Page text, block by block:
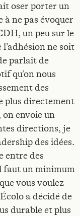
oser porter un
ne pas évoquer
un peu sur le
ne soit
parlait de
qu’on nous
des
plus directement
on envoie un
directions, je
des idées.
entre des
faut un minimum
vous voulez
a décidé de
durable et plus